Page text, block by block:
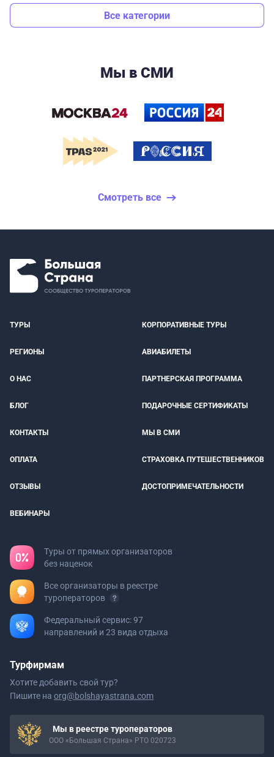
Все категории
Мы в СМИ
Смотреть все
ТУРЫ КОРПОРАТИВНЫЕ ТУРЫ
РЕГИОНЫ АВИАБИЛЕТЫ
О НАС ПАРТНЕРСКАЯ ПРОГРАММА
БЛОГ ПОДАРОЧНЫЕ СЕРТИФИКАТЫ
КОНТАКТЫ МЫ В СМИ
ОПЛАТА СТРАХОВКА ПУТЕШЕСТВЕННИКОВ
ОТЗЫВЫ ДОСТОПРИМЕЧАТЕЛЬНОСТИ
ВЕБИНАРЫ
Туры от прямых организаторов
без наценок
Все организаторы в реестре
туроператоров
Федеральный сервис: 97
направлений и 23 вида отдыха
Турфирмам
Хотите добавить свой тур?
Пишите на org@bolshayastrana.com
Мы в реестре туроператоров
ООО «Большая Страна» РТО 020723